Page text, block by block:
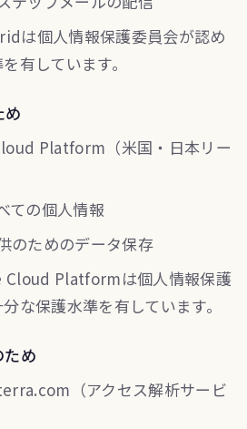
は個人情報保護委員会が認め
有しています。
め
Platform（米国・日本リー
ての個人情報
のためのデータ保存
Cloud Platformは個人情報保護
な保護水準を有しています。
ため
（アクセス解析サービ